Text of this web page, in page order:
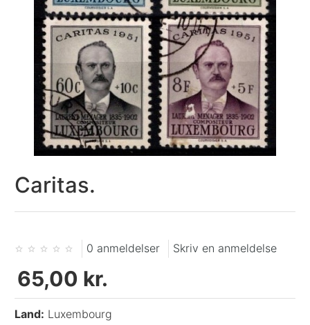
Caritas.
0 anmeldelser Skriv en anmeldelse
65,00 kr.
Land: Luxembourg